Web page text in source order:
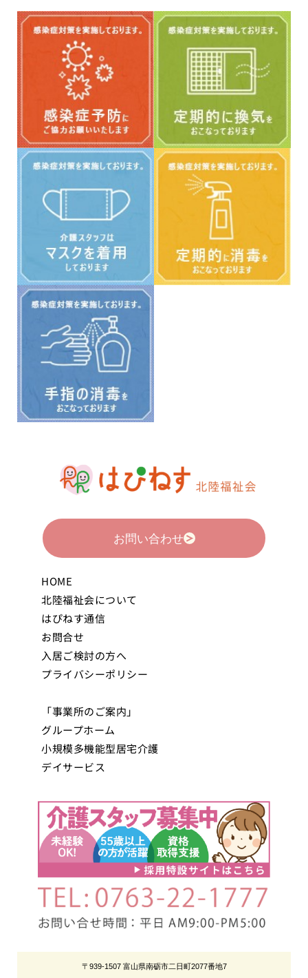
お問い合わせ
HOME
北陸福祉会について
はぴねす通信
お問合せ
入居ご検討の方へ
プライバシーポリシー
「事業所のご案内」
グループホーム
小規模多機能型居宅介護
デイサービス
〒939-1507 富山県南砺市二日町2077番地7